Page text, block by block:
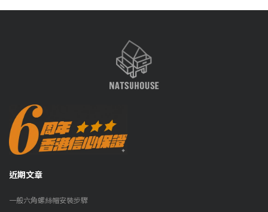
近期文章
一般六角螺絲帽安裝步驟